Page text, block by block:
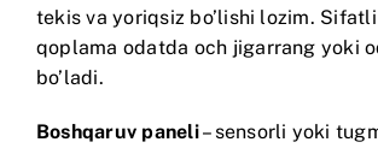
tekis va yoriqsiz bo’lishi lozim.
qoplama odatda och jigarrang yoki
bo’ladi.
Boshqaruv paneli– sensorli yoki